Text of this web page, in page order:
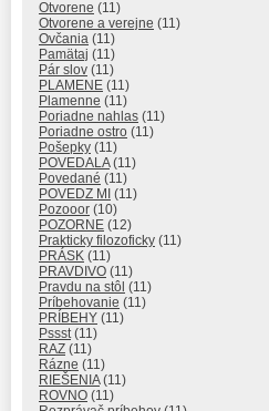
Otvorene (11)
Otvorene a verejne (11)
Ovčania (11)
Pamätaj (11)
Pár slov (11)
PLAMENE (11)
Plamenne (11)
Poriadne nahlas (11)
Poriadne ostro (11)
Pošepky (11)
POVEDALA(11)
Povedané (11)
POVEDZ MI (11)
Pozooor (10)
POZORNE (12)
Prakticky filozoficky (11)
PRÁSK (11)
PRAVDIVO (11)
Pravdu na stôl (11)
Príbehovanie (11)
PRÍBEHY (11)
Pssst (11)
RAZ (11)
Rázne (11)
RIEŠENIA(11)
ROVNO (11)